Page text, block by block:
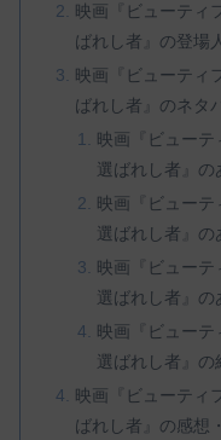
映画『ビューティ
ばれし者』の登場
映画『ビューティ
ばれし者』のネタ
映画『ビューテ
選ばれし者』の
映画『ビューテ
選ばれし者』の
映画『ビューテ
選ばれし者』の
映画『ビューテ
選ばれし者』の
映画『ビューティ
ばれし者』の感想